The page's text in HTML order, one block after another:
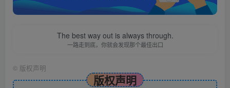
The best way out is always through.
一路走到底，你就会发现那个最佳出口
© 版权声明
版权声明